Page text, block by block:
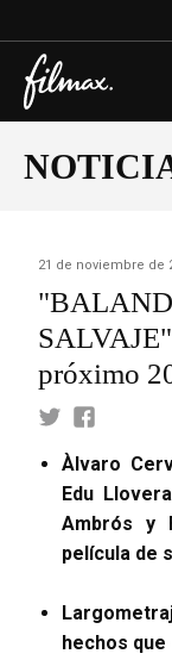
21 de noviembre de
SALVAJE"
próximo
Àlvaro
Edu
Ambrós y
película de
hechos